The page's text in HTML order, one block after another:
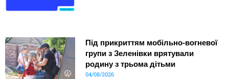
Під прикриттям мобільно-вогневої
групи з Зеленівки врятували
родину з трьома дітьми
04/08/2026